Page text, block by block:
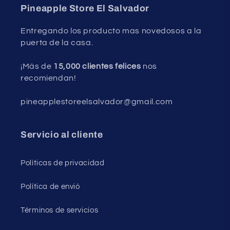
Pineapple Store El Salvador
Entregando los producto mas novedosos a la
puerta de la casa.
¡Más de 15,000 clientes felices nos
recomiendan!
pineapplestoreelsalvador@gmail.com
Servicio al cliente
Políticas de privacidad
Política de envió
Términos de servicios